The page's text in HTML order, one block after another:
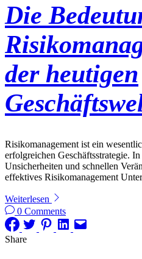
Die
der heutigen
Risikomanagement ist ein
erfolgreichen Geschäftsstrategie.
Unsicherheiten und schnellen
effektives Risikomanagement
Weiterlesen
0 Comments
Share